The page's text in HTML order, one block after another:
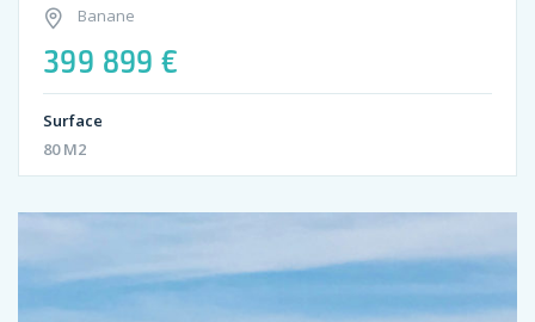
Banane
399 899 €
Surface
80 M2